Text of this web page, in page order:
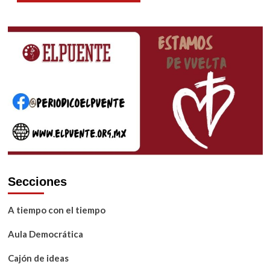
Secciones
A tiempo con el tiempo
Aula Democrática
Cajón de ideas